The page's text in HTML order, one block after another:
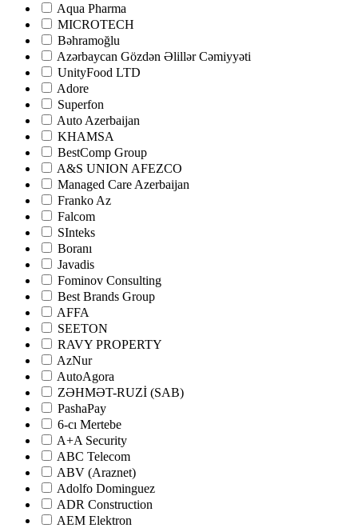
Aqua Pharma
MICROTECH
Bəhramoğlu
Azərbaycan Gözdən Əlillər Cəmiyyəti
UnityFood LTD
Adore
Superfon
Auto Azerbaijan
KHAMSA
BestComp Group
A&S UNION AFEZCO
Managed Care Azerbaijan
Franko Az
Falcom
SInteks
Boranı
Javadis
Fominov Consulting
Best Brands Group
AFFA
SEETON
RAVY PROPERTY
AzNur
AutoAgora
ZƏHMƏT-RUZİ (SAB)
PashaPay
6-cı Mertebe
A+A Security
ABC Telecom
ABV (Araznet)
Adolfo Dominguez
ADR Construction
AEM Elektron